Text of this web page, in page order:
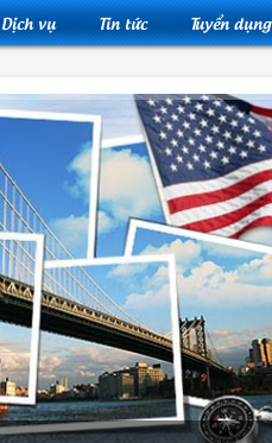
Dịch vụ Tin tức Tuyển dụng